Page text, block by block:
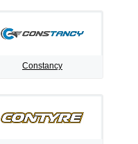
Constancy